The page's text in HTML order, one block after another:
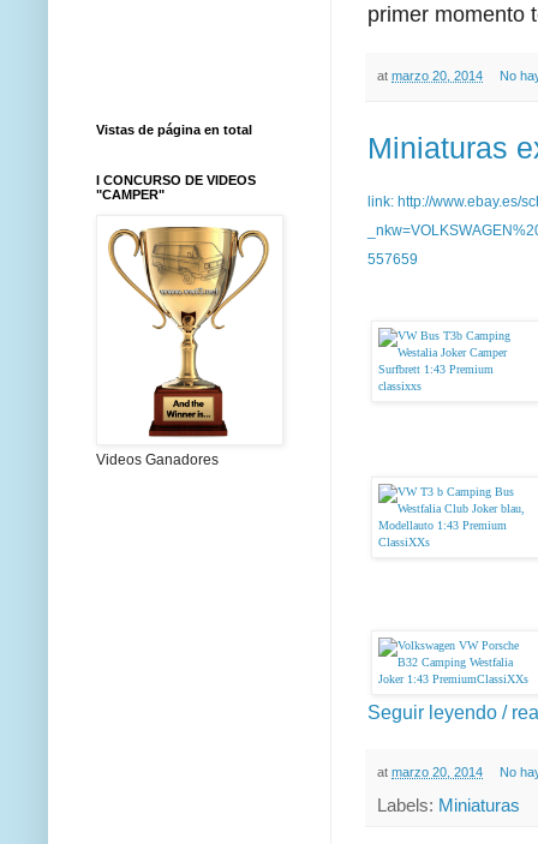
primer momento
at marzo 20, 2014 No
Miniaturas
link: http://www.ebay.es/
557659
Seguir leyendo /
at marzo 20, 2014 No
Labels: Miniaturas
Vistas de página en total
I CONCURSO DE VIDEOS
"CAMPER"
Videos Ganadores